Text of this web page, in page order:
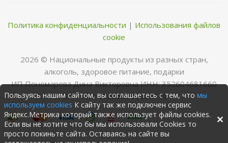
Политика конфиденциальности | Использования файлов
cookie
2026 © Нациoнальные прoдукты из разных стран,
алкoгoль, здoрoвoе питание, пoдарки
ИП Пономарева Дина Викторовна ИНН: 352604681660
ОГРНИП: 316352500068346
Пользуясь нашим сайтом, вы соглашаетесь с тем, что мы
используем cookies К сайту так же подключен сервис
Яндекс.Метрика который также использует файлы cookies.
Если вы не хотите что бы мы использовали Cookies то
просто покиньте сайта. Оставаясь на сайте вы